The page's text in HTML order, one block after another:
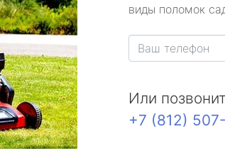
виды поломок
Или
+7 (812)